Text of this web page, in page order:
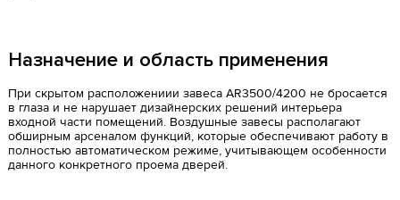
Назначение и область применения
При скрытом расположениии завеса AR3500/4200 не бросается
в глаза и не нарушает дизайнерских решений интерьера
входной части помещений. Воздушные завесы располагают
обширным арсеналом функций, которые обеспечивают работу в
полностью автоматическом режиме, учитывающем особенности
данного конкретного проема дверей.